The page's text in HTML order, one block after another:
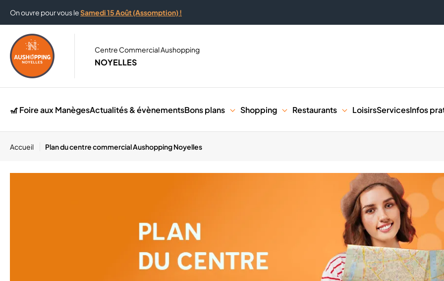
On ouvre pour vous leSamedi 15 Août (Assomption) !
Centre Commercial Aushopping
NOYELLES
🎢 Foire aux ManègesActualités & évènementsBons plans Shopping Restaurants LoisirsServicesInfos
Accueil Plan du centre commercial Aushopping Noyelles